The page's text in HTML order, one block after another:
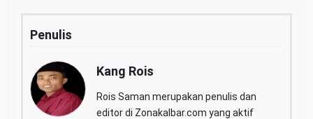
Penulis
Kang Rois
Rois Saman merupakan penulis dan
editor di Zonakalbar.com yang aktif